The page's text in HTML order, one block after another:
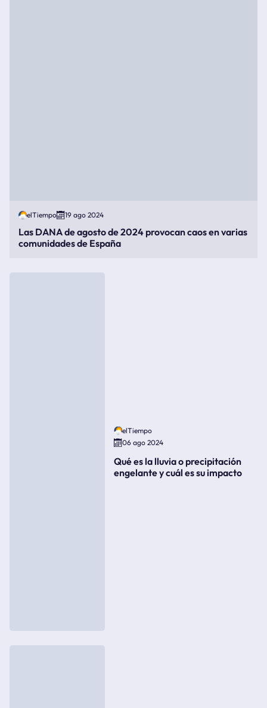
elTiempo 19 ago 2024
Las DANA de agosto de 2024 provocan caos en varias
comunidades de España
elTiempo
06 ago 2024
Qué es la lluvia o precipitación
engelante y cuál es su impacto